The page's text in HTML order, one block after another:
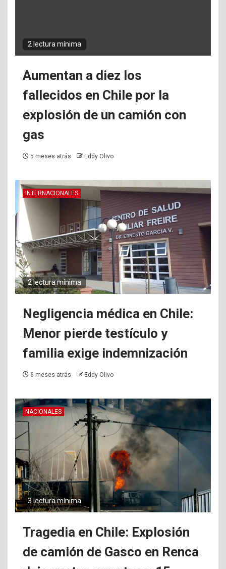
2 lectura mínima
Aumentan a diez los
fallecidos en Chile por la
explosión de un camión con
gas
5 meses atrás Eddy Olivo
INTERNACIONALES
2 lectura mínima
Negligencia médica en Chile:
Menor pierde testículo y
familia exige indemnización
6 meses atrás Eddy Olivo
NACIONALES
3 lectura mínima
Tragedia en Chile: Explosión
de camión de Gasco en Renca